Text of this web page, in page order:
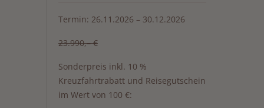
Termin: 26.11.2026 – 30.12.2026
23.990,– €
Sonderpreis inkl. 10 %
Kreuzfahrtrabatt und Reisegutschein
im Wert von 100 €: